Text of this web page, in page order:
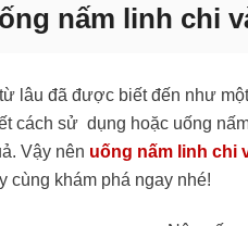
nấm linh chi
lâu đã được biết đến như
cách sử dụng hoặc uống
Vậy nên uống nấm linh chi
cùng khám phá ngay nhé!